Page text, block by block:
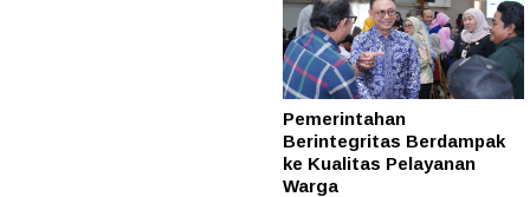
Pemerintahan
Berintegritas Berdampak
ke Kualitas Pelayanan
Warga